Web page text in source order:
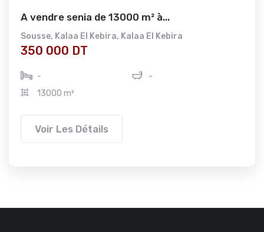
A vendre senia de 13000 m² à...
Sousse, Kalaa El Kebira, Kalaa El Kebira
350 000 DT
-
-
13000 m²
Voir Les Détails